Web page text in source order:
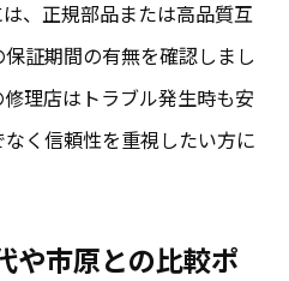
評価を得る理由とは
できる店舗を見抜く
に学ぶ選び方のコツ
、正規部品または高品質互
証期間の有無を確認しまし
理店はトラブル発生時も安
く信頼性を重視したい方に
や市原との比較ポ